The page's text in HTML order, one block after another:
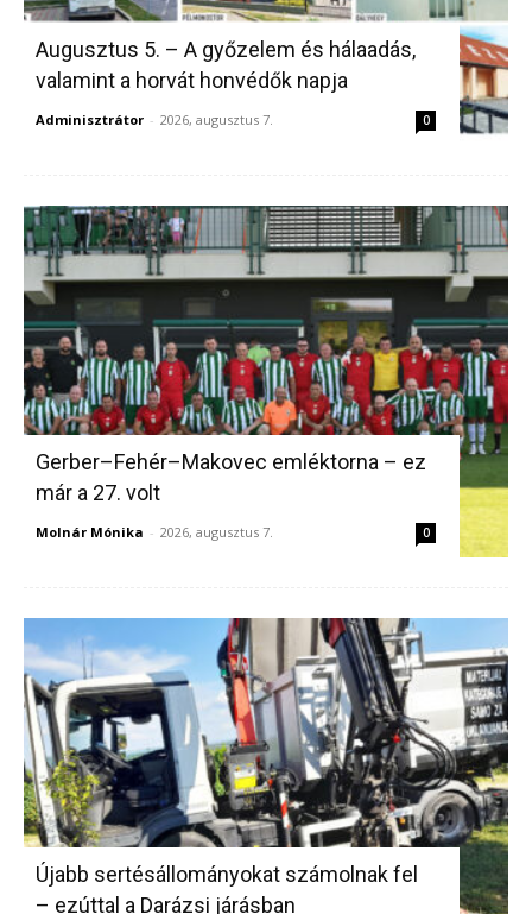
Augusztus 5. – A győzelem és hálaadás,
valamint a horvát honvédők napja
Adminisztrátor - 2026, augusztus 7. 0
Gerber–Fehér–Makovec emléktorna – ez
már a 27. volt
Molnár Mónika - 2026, augusztus 7. 0
Újabb sertésállományokat számolnak fel
– ezúttal a Darázsi járásban